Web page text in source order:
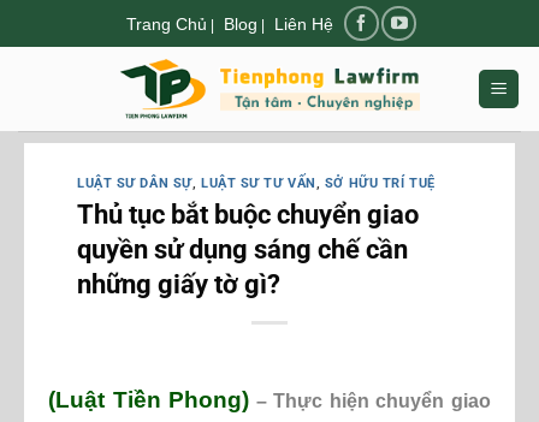
đến
Trang Chủ | Blog | Liên Hệ
LUẬT SƯ DÂN SỰ, LUẬT SƯ TƯ VẤN, SỞ HỮU TRÍ TUỆ
Thủ tục bắt buộc chuyển giao
quyền sử dụng sáng chế cần
những giấy tờ gì?
(Luật Tiền Phong) – Thực hiện chuyển giao